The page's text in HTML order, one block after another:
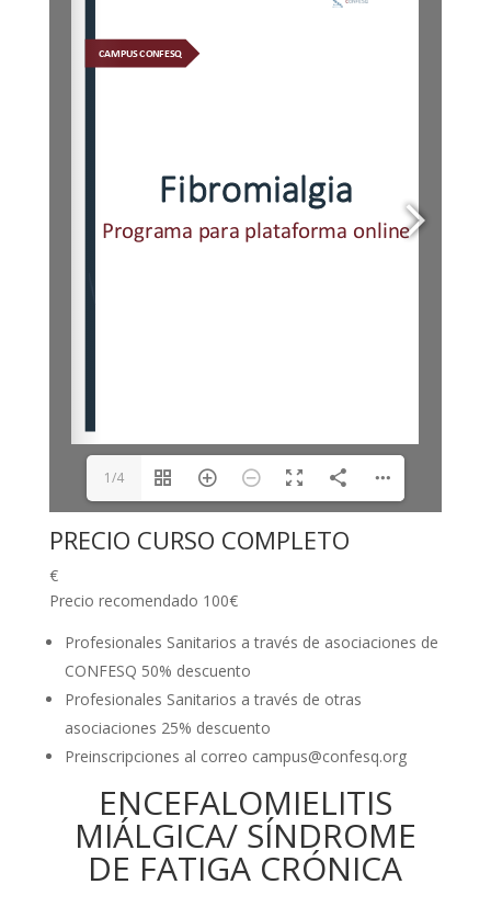
1/4
PRECIO CURSO COMPLETO
€
Precio recomendado 100€
Profesionales Sanitarios a través de asociaciones de
CONFESQ 50% descuento
Profesionales Sanitarios a través de otras
asociaciones 25% descuento
Preinscripciones al correo campus@confesq.org
ENCEFALOMIELITIS
MIÁLGICA/ SÍNDROME
DE FATIGA CRÓNICA